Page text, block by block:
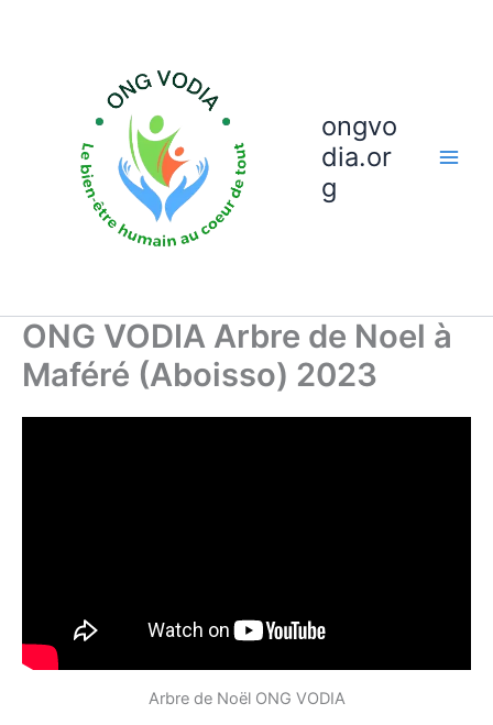
ongvo
dia.or
g
ONG VODIA Arbre de Noel à
Maféré (Aboisso) 2023
Arbre de Noël ONG VODIA